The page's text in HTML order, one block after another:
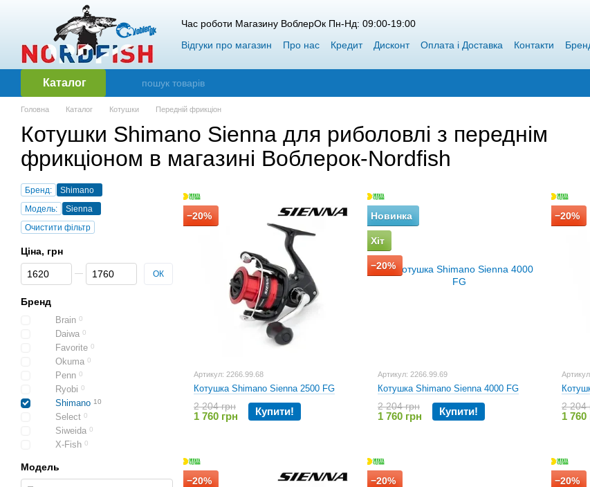
Перейти до основного контенту
Час роботи Магазину ВоблерОк Пн-Нд: 09:00-19:00
Відгуки про магазин
Про нас Кредит Дисконт Оплата і Доставка Контакти
Каталог
Головна Каталог Котушки Передній фрикціон
Котушки Shimano Sienna для риболовлі з переднім
фрикціоном в магазині Воблерок-Nordfish
−20%
Артикул: 2266.99.68
Котушка Shimano Sienna 2500 FG
2 204 грн
1 760 грн Купити!
Новинка
Хіт
−20%
Артикул: 2266.99.69
Котушка Shimano Sienna 4000 FG
2 204 грн
1 760 грн Купити!
−20%
2 204
1 760
−20% −20% −20%
Бренд:
Shimano
Модель:
Sienna
Очистити фільтр
Ціна, грн
Від Ціна, грн
До Ціна, грн ОК
Бренд
Brain 0
Daiwa 0
Favorite 0
Okuma 0
Penn 0
Ryobi 0
Shimano 10
Select 0
Siweida 0
X-Fish 0
Модель